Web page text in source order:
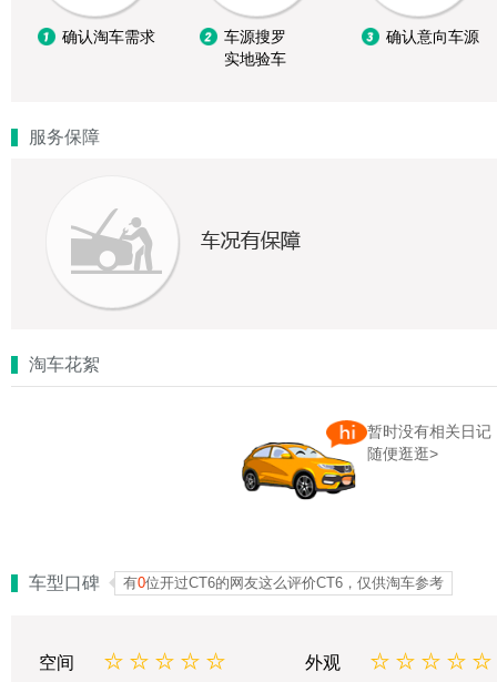
确认淘车需求
车源搜罗
实地验车
确认意向车源
服务保障
淘车花絮
暂时没有相关日记
随便逛逛>
车型口碑 有0位开过CT6的网友这么评价CT6，仅供淘车参考
空间 外观